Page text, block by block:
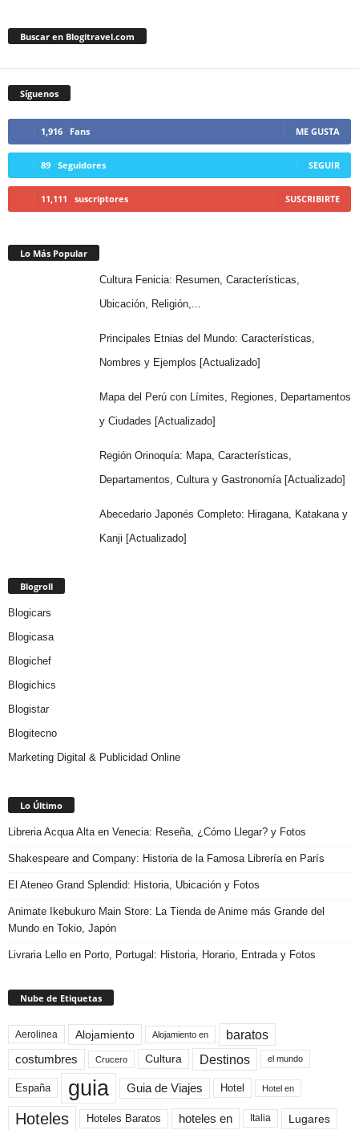
Buscar en Blogitravel.com
Síguenos
1,916 Fans ME GUSTA
89 Seguidores SEGUIR
11,111 suscriptores SUSCRIBIRTE
Lo Más Popular
Cultura Fenicia: Resumen, Características,
Ubicación, Religión,...
Principales Etnias del Mundo: Características,
Nombres y Ejemplos [Actualizado]
Mapa del Perú con Límites, Regiones, Departamentos
y Ciudades [Actualizado]
Región Orinoquía: Mapa, Características,
Departamentos, Cultura y Gastronomía [Actualizado]
Abecedario Japonés Completo: Hiragana, Katakana y
Kanji [Actualizado]
Blogroll
Blogicars
Blogicasa
Blogichef
Blogichics
Blogistar
Blogitecno
Marketing Digital & Publicidad Online
Lo Último
Libreria Acqua Alta en Venecia: Reseña, ¿Cómo Llegar? y Fotos
Shakespeare and Company: Historia de la Famosa Librería en París
El Ateneo Grand Splendid: Historia, Ubicación y Fotos
Animate Ikebukuro Main Store: La Tienda de Anime más Grande del
Mundo en Tokio, Japón
Livraria Lello en Porto, Portugal: Historia, Horario, Entrada y Fotos
Nube de Etiquetas
Aerolinea Alojamiento Alojamiento en baratos
costumbres Crucero Cultura Destinos el mundo
España guia Guia de Viajes Hotel Hotel en
Hoteles Hoteles Baratos hoteles en Italia Lugares